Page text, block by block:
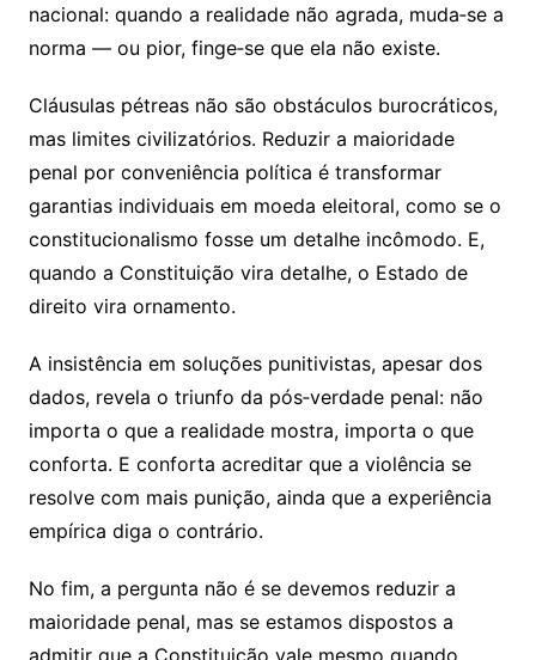
nacional: quando a realidade não agrada, muda‑se a
norma — ou pior, finge‑se que ela não existe.
Cláusulas pétreas não são obstáculos burocráticos,
mas limites civilizatórios. Reduzir a maioridade
penal por conveniência política é transformar
garantias individuais em moeda eleitoral, como se o
constitucionalismo fosse um detalhe incômodo. E,
quando a Constituição vira detalhe, o Estado de
direito vira ornamento.
A insistência em soluções punitivistas, apesar dos
dados, revela o triunfo da pós‑verdade penal: não
importa o que a realidade mostra, importa o que
conforta. E conforta acreditar que a violência se
resolve com mais punição, ainda que a experiência
empírica diga o contrário.
No fim, a pergunta não é se devemos reduzir a
maioridade penal, mas se estamos dispostos a
admitir que a Constituição vale mesmo quando